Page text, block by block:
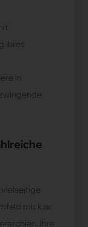
Ihres
in
vielseitige
mit klar
Ihre